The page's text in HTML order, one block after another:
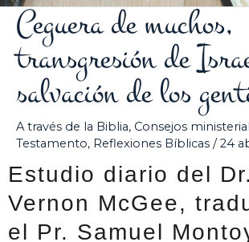
Ceguera de muchos,
transgresión de
salvación de los
A través de la Biblia, Consejos
Testamento, Reflexiones Bíblicas /24
Estudio diario del
Vernon McGee,
el Pr. Samuel